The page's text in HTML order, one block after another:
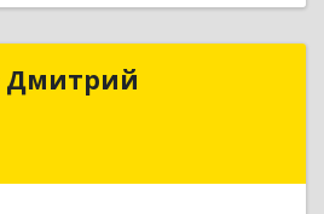
Дмитрий
Чекулаев Дмитрий